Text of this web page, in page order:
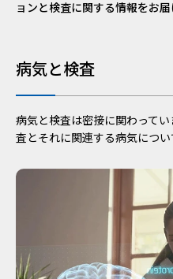
ョンと検査に関する情報をお届
病気と検査
病気と検査は密接に関わって
査とそれに関連する病気につい